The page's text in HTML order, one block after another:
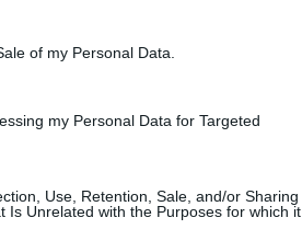
of my Personal Data.
my Personal Data for Targeted
Use, Retention, Sale, and/or Sharing
Is Unrelated with the Purposes for which it